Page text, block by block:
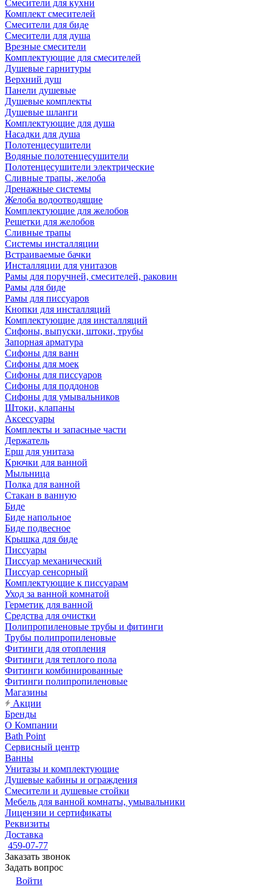
Смесители для кухни
Комплект смесителей
Смесители для биде
Смесители для душа
Врезные смесители
Комплектующие для смесителей
Душевые гарнитуры
Верхний душ
Панели душевые
Душевые комплекты
Душевые шланги
Комплектующие для душа
Насадки для душа
Полотенцесушители
Водяные полотенцесушители
Полотенцесушители электрические
Сливные трапы, желоба
Дренажные системы
Желоба водоотводящие
Комплектующие для желобов
Решетки для желобов
Сливные трапы
Системы инсталляции
Встраиваемые бачки
Инсталляции для унитазов
Рамы для поручней, смесителей, раковин
Рамы для биде
Рамы для писсуаров
Кнопки для инсталляций
Комплектующие для инсталляций
Сифоны, выпуски, штоки, трубы
Запорная арматура
Сифоны для ванн
Сифоны для моек
Сифоны для писсуаров
Сифоны для поддонов
Сифоны для умывальников
Штоки, клапаны
Аксессуары
Комплекты и запасные части
Держатель
Ерш для унитаза
Крючки для ванной
Мыльница
Полка для ванной
Стакан в ванную
Биде
Биде напольное
Биде подвесное
Крышка для биде
Писсуары
Писсуар механический
Писсуар сенсорный
Комплектующие к писсуарам
Уход за ванной комнатой
Герметик для ванной
Средства для очистки
Полипропиленовые трубы и фитинги
Трубы полипропиленовые
Фитинги для отопления
Фитинги для теплого пола
Фитинги комбинированные
Фитинги полипропиленовые
Магазины
Акции
Бренды
О Компании
Bath Point
Сервисный центр
Ванны
Унитазы и комплектующие
Душевые кабины и ограждения
Смесители и душевые стойки
Мебель для ванной комнаты, умывальники
Лицензии и сертификаты
Реквизиты
Доставка
459-07-77
Заказать звонок
Задать вопрос
Войти